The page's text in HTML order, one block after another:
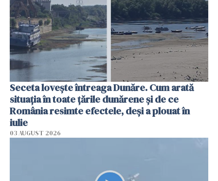
Seceta lovește întreaga Dunăre. Cum arată
situația în toate țările dunărene și de ce
România resimte efectele, deși a plouat în
iulie
03 AUGUST 2026